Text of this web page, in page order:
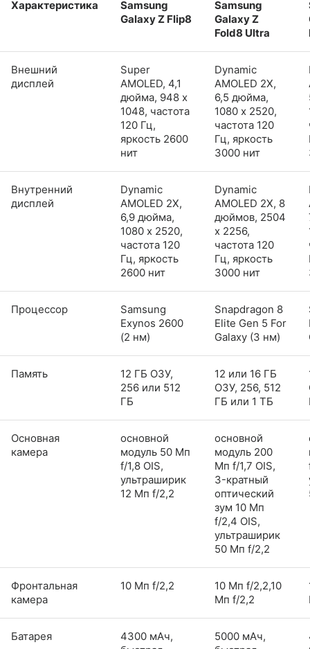
Характеристика
Samsung
Galaxy Z Flip8
Samsung
Galaxy Z
Fold8 Ultra
Внешний
дисплей
Super
AMOLED, 4,1
дюйма, 948 x
1048, частота
120 Гц,
яркость 2600
нит
Dynamic
AMOLED 2X,
6,5 дюйма,
1080 x 2520,
частота 120
Гц, яркость
3000 нит
Внутренний
дисплей
Dynamic
AMOLED 2X,
6,9 дюйма,
1080 x 2520,
частота 120
Гц, яркость
2600 нит
Dynamic
AMOLED 2X, 8
дюймов, 2504
x 2256,
частота 120
Гц, яркость
3000 нит
Процессор
Samsung
Exynos 2600
(2 нм)
Snapdragon 8
Elite Gen 5 For
Galaxy (3 нм)
Память
12 ГБ ОЗУ,
256 или 512
ГБ
12 или 16 ГБ
ОЗУ, 256, 512
ГБ или 1 ТБ
Основная
камера
основной
модуль 50 Мп
f/1,8 OIS,
ультраширик
12 Мп f/2,2
основной
модуль 200
Мп f/1,7 OIS,
3-кратный
оптический
зум 10 Мп
f/2,4 OIS,
ультраширик
50 Мп f/2,2
Фронтальная
камера
10 Мп f/2,2
10 Мп f/2,2,10
Мп f/2,2
Батарея
4300 мАч,
5000 мАч,